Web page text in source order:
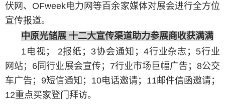
伏网、OFweek电力网等百余家媒体对展会进行全方位
宣传报道。
中原光储展 十二大宣传渠道助力参展商收获满满
1电视； 2报纸；3协会通知；4行业杂志；5行业
网站；6同行业展会宣传；7行业市场巨幅广告；8公交
车广告；9短信通知；10电话邀请；11邮件信函邀请；
12重点买家登门拜访。